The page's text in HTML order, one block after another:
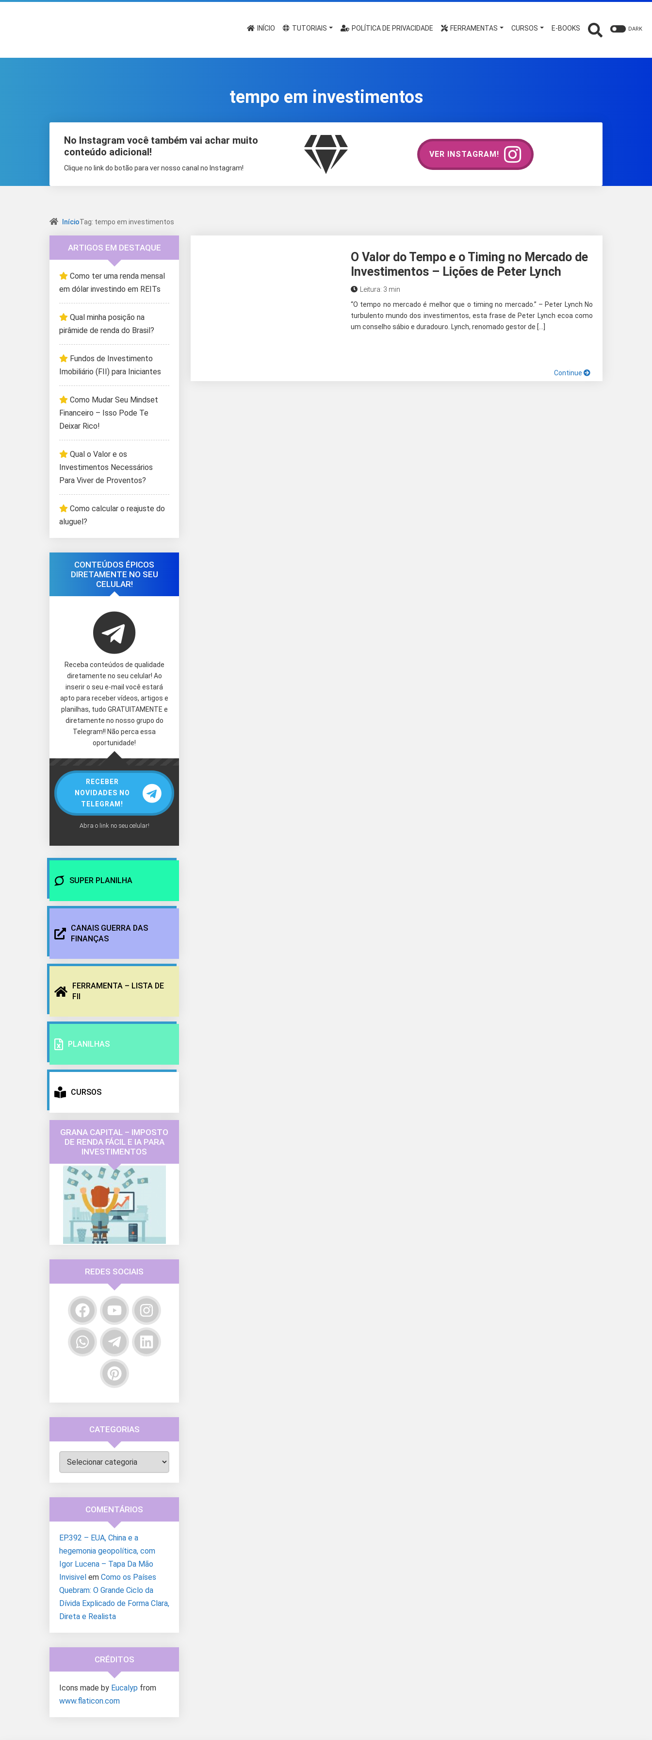
INÍCIO TUTORIAIS POLÍTICA DE PRIVACIDADE FERRAMENTAS CURSOS E-BOOKS DARK
tempo em investimentos
No Instagram você também vai achar muito
conteúdo adicional!
Clique no link do botão para ver nosso canal no Instagram!
VER INSTAGRAM!
InícioTag: tempo em investimentos
O Valor do Tempo e o Timing no Mercado de
Investimentos – Lições de Peter Lynch
Leitura: 3 min
“O tempo no mercado é melhor que o timing no mercado.” – Peter Lynch No
turbulento mundo dos investimentos, esta frase de Peter Lynch ecoa como
um conselho sábio e duradouro. Lynch, renomado gestor de […]
Continue
ARTIGOS EM DESTAQUE
Como ter uma renda mensal
em dólar investindo em REITs
Qual minha posição na
pirâmide de renda do Brasil?
Fundos de Investimento
Imobiliário (FII) para Iniciantes
Como Mudar Seu Mindset
Financeiro – Isso Pode Te
Deixar Rico!
Qual o Valor e os
Investimentos Necessários
Para Viver de Proventos?
Como calcular o reajuste do
aluguel?
CONTEÚDOS ÉPICOS
DIRETAMENTE NO SEU
CELULAR!
Receba conteúdos de qualidade
diretamente no seu celular! Ao
inserir o seu e-mail você estará
apto para receber vídeos, artigos e
planilhas, tudo GRATUITAMENTE e
diretamente no nosso grupo do
Telegram!! Não perca essa
oportunidade!
RECEBER
NOVIDADES NO
TELEGRAM!
Abra o link no seu celular!
SUPER PLANILHA
CANAIS GUERRA DAS
FINANÇAS
FERRAMENTA – LISTA DE
FII
PLANILHAS
CURSOS
GRANA CAPITAL – IMPOSTO
DE RENDA FÁCIL E IA PARA
INVESTIMENTOS
REDES SOCIAIS
CATEGORIAS
Categorias
COMENTÁRIOS
EP.392 – EUA, China e a
hegemonia geopolítica, com
Igor Lucena – Tapa Da Mão
Invisivel em Como os Países
Quebram: O Grande Ciclo da
Dívida Explicado de Forma Clara,
Direta e Realista
CRÉDITOS
Icons made by Eucalyp from
www.flaticon.com